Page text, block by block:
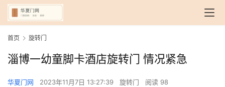
首页 旋转门
淄博一幼童脚卡酒店旋转门 情况紧急
华夏门网 2023年11月7日 13:27:39 旋转门 阅读 98